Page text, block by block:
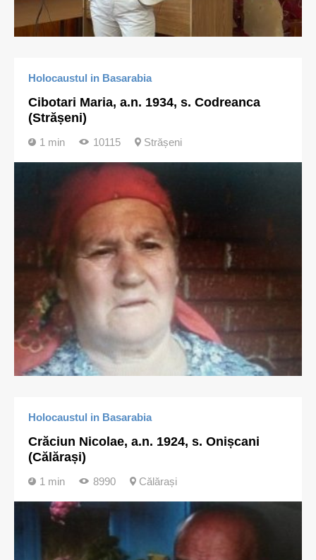
Holocaustul in Basarabia
Cibotari Maria, a.n. 1934, s. Codreanca
(Strășeni)
1 min 10115 Strășeni
Holocaustul in Basarabia
Crăciun Nicolae, a.n. 1924, s. Onișcani
(Călărași)
1 min 8990 Călărași